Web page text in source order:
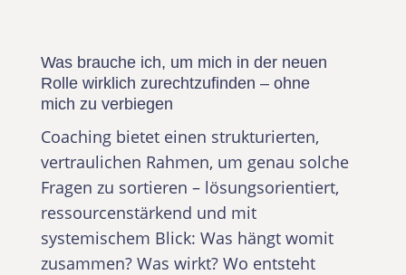
Was brauche ich, um mich in der neuen
Rolle wirklich zurechtzufinden – ohne
mich zu verbiegen
Coaching bietet einen strukturierten,
vertraulichen Rahmen, um genau solche
Fragen zu sortieren – lösungsorientiert,
ressourcenstärkend und mit
systemischem Blick: Was hängt womit
zusammen? Was wirkt? Wo entsteht